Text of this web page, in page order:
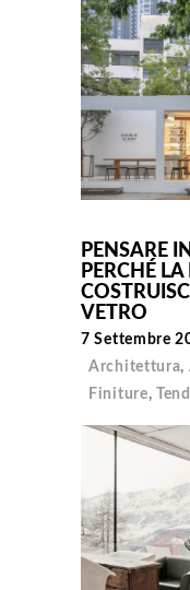
PENSARE
PERCHÉ LA
VETRO
7 Settembre
Architettura,
Finiture,